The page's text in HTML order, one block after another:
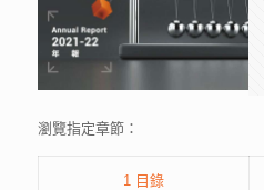
瀏覽指定章節：
1 目錄